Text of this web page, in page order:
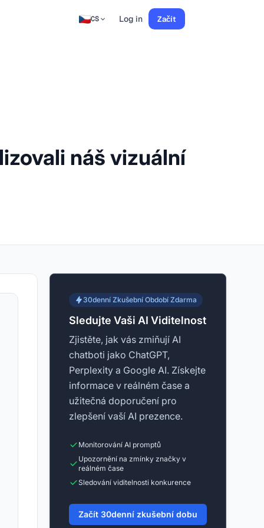
CS Log in Začít
náš vizuální
30denní Zkušební Období Zdarma
Sledujte Vaši AI Viditelnost
Zjistěte, jak vás zmiňují AI
chatboti jako ChatGPT,
Perplexity a Google AI. Získejte
informace v reálném čase a
užitečná doporučení pro
zlepšení vaší AI prezence.
Monitorování AI promptů
Upozornění na zmínky značky v
reálném čase
Sledování viditelnosti konkurence
Začít 30denní zkušební dobu